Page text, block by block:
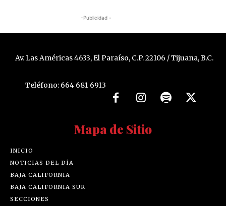
-Publicidad -
Av. Las Américas 4633, El Paraíso, C.P. 22106 / Tijuana, B.C.
Teléfono: 664 681 6913
Mapa de Sitio
INICIO
NOTICIAS DEL DÍA
BAJA CALIFORNIA
BAJA CALIFORNIA SUR
SECCIONES